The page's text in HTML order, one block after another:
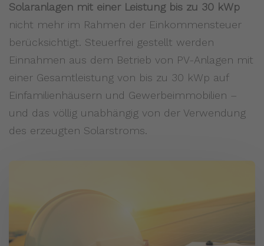
Solaranlagen mit einer Leistung bis zu 30 kWp
nicht mehr im Rahmen der Einkommensteuer
berücksichtigt. Steuerfrei gestellt werden
Einnahmen aus dem Betrieb von PV-Anlagen mit
einer Gesamtleistung von bis zu 30 kWp auf
Einfamilienhäusern und Gewerbeimmobilien –
und das völlig unabhängig von der Verwendung
des erzeugten Solarstroms.